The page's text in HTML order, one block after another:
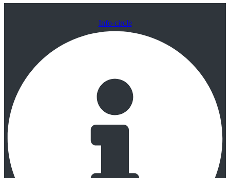
Info-circle